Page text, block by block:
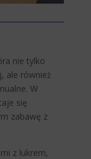
nie tylko
ale również
W
się
zabawę z
z lukrem,